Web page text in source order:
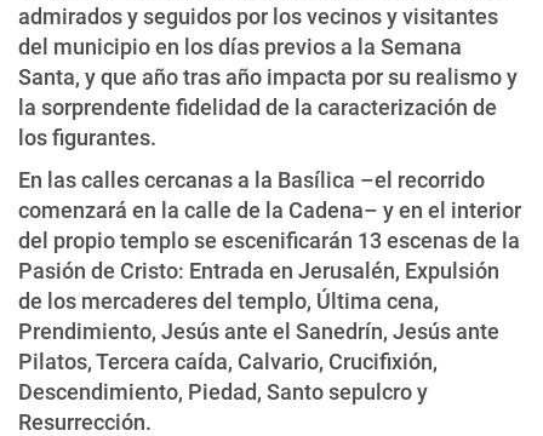
admirados y seguidos por los vecinos y visitantes
del municipio en los días previos a la Semana
Santa, y que año tras año impacta por su realismo y
la sorprendente fidelidad de la caracterización de
los figurantes.
En las calles cercanas a la Basílica –el recorrido
comenzará en la calle de la Cadena– y en el interior
del propio templo se escenificarán 13 escenas de la
Pasión de Cristo: Entrada en Jerusalén, Expulsión
de los mercaderes del templo, Última cena,
Prendimiento, Jesús ante el Sanedrín, Jesús ante
Pilatos, Tercera caída, Calvario, Crucifixión,
Descendimiento, Piedad, Santo sepulcro y
Resurrección.